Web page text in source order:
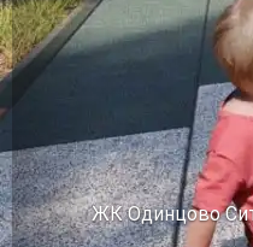
ЖК Одинцово